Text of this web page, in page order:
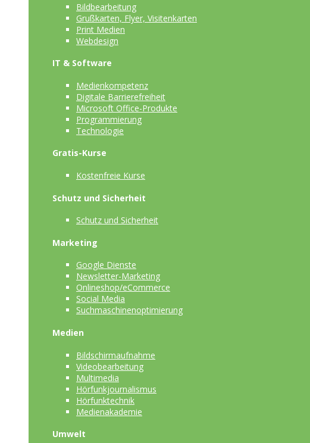
Bildbearbeitung
Grußkarten, Flyer, Visitenkarten
Print Medien
Webdesign
IT & Software
Medienkompetenz
Digitale Barrierefreiheit
Microsoft Office-Produkte
Programmierung
Technologie
Gratis-Kurse
Kostenfreie Kurse
Schutz und Sicherheit
Schutz und Sicherheit
Marketing
Google Dienste
Newsletter-Marketing
Onlineshop/eCommerce
Social Media
Suchmaschinenoptimierung
Medien
Bildschirmaufnahme
Videobearbeitung
Multimedia
Hörfunkjournalismus
Hörfunktechnik
Medienakademie
Umwelt